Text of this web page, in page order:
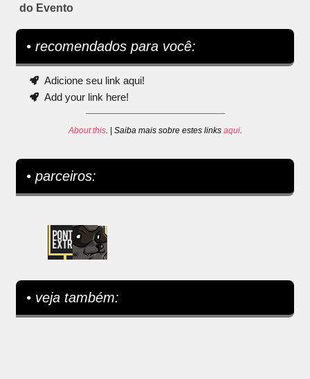
do Evento
• recomendados para você:
Adicione seu link aqui!
Add your link here!
About this. | Saiba mais sobre estes links aqui.
• parceiros:
• veja também: